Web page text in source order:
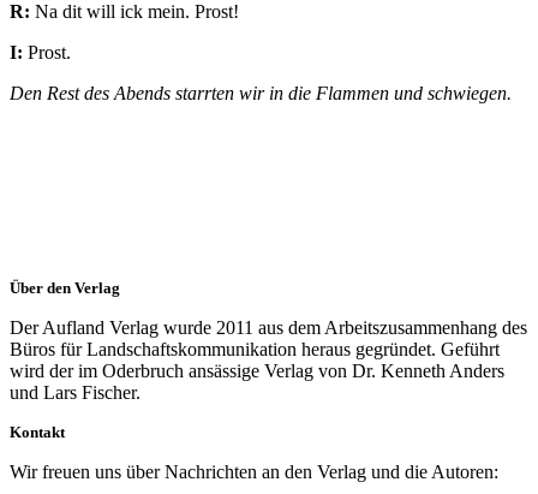
R: Na dit will ick mein. Prost!
I: Prost.
Den Rest des Abends starrten wir in die Flammen und schwiegen.
Über den Verlag
Der Aufland Verlag wurde 2011 aus dem Arbeitszusammenhang des
Büros für Landschaftskommunikation heraus gegründet. Geführt
wird der im Oderbruch ansässige Verlag von Dr. Kenneth Anders
und Lars Fischer.
Kontakt
Wir freuen uns über Nachrichten an den Verlag und die Autoren: